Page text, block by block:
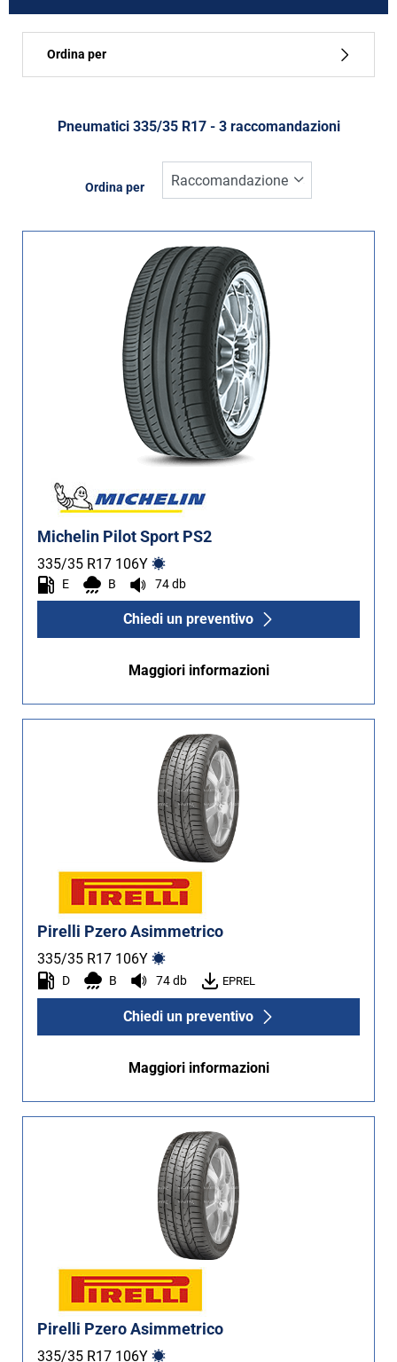
Run flat
Ordina per
Tipo di pneumatico
Inverno (0)
Quattro stagioni (0)
Tipo di vettura
Tutti i tipi (3)
Furgone (0)
Run flat
Runflat (0)
Non Run flat (3)
Più opzioni
Pneumatici ‎335/35 R17 - 3 raccomandazioni
Ordina per
Michelin Pilot Sport PS2
335/35 R17 106Y
E B 74 db
Chiedi un preventivo
Maggiori informazioni
Pirelli Pzero Asimmetrico
335/35 R17 106Y
D B 74 db EPREL
Chiedi un preventivo
Maggiori informazioni
Pirelli Pzero Asimmetrico
335/35 R17 106Y